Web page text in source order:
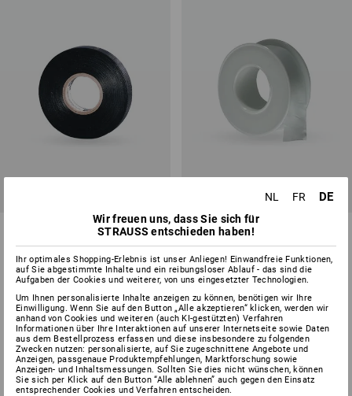
Variante
ab € 4,46
Grundpreis :€ 0,45 /Meter
(m. MwSt.) ab 24 Stück
Gewinde-Dichtband
1 Variante
ab € 1,32
(m. MwSt.) ab 10 Stück
Sie haben sich bereits 4 von 4 Artikeln angesehen.
NL FR DE
Wir freuen uns, dass Sie sich für
STRAUSS entschieden haben!
Ihr optimales Shopping-Erlebnis ist unser Anliegen! Einwandfreie Funktionen,
auf Sie abgestimmte Inhalte und ein reibungsloser Ablauf - das sind die
Aufgaben der Cookies und weiterer, von uns eingesetzter Technologien.
Um Ihnen personalisierte Inhalte anzeigen zu können, benötigen wir Ihre
Einwilligung. Wenn Sie auf den Button „Alle akzeptieren“ klicken, werden wir
anhand von Cookies und weiteren (auch KI-gestützten) Verfahren
Informationen über Ihre Interaktionen auf unserer Internetseite sowie Daten
aus dem Bestellprozess erfassen und diese insbesondere zu folgenden
Zwecken nutzen: personalisierte, auf Sie zugeschnittene Angebote und
Anzeigen, passgenaue Produktempfehlungen, Marktforschung sowie
Anzeigen- und Inhaltsmessungen. Sollten Sie dies nicht wünschen, können
Sie sich per Klick auf den Button “Alle ablehnen” auch gegen den Einsatz
entsprechender Cookies und Verfahren entscheiden.